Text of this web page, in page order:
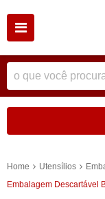
Home Utensílios
Embalagem Descartável